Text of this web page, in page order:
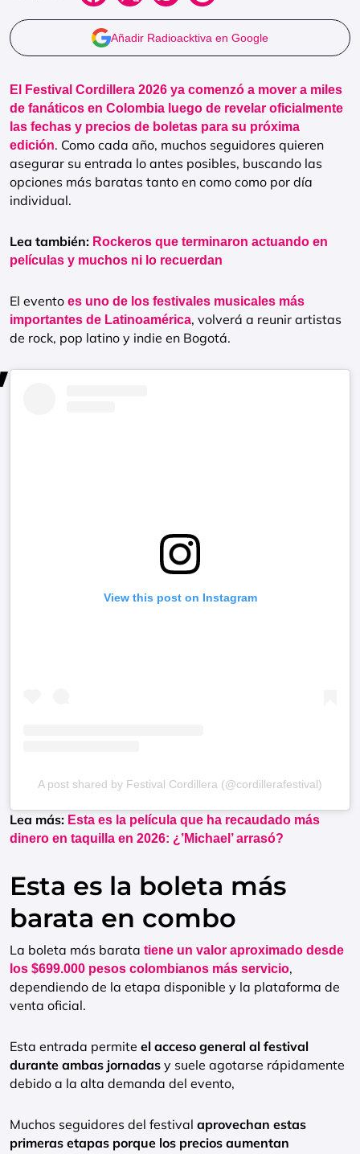
Añadir Radioacktiva en Google
El Festival Cordillera 2026 ya comenzó a mover a miles
de fanáticos en Colombia luego de revelar oficialmente
las fechas y precios de boletas para su próxima
edición. Como cada año, muchos seguidores quieren
asegurar su entrada lo antes posibles, buscando las
opciones más baratas tanto en como como por día
individual.
Lea también: Rockeros que terminaron actuando en
películas y muchos ni lo recuerdan
El evento es uno de los festivales musicales más
importantes de Latinoamérica, volverá a reunir artistas
de rock, pop latino y indie en Bogotá.
View this post on Instagram
A post shared by Festival Cordillera (@cordillerafestival)
Lea más: Esta es la película que ha recaudado más
dinero en taquilla en 2026: ¿’Michael’ arrasó?
Esta es la boleta más
barata en combo
La boleta más barata tiene un valor aproximado desde
los $699.000 pesos colombianos más servicio,
dependiendo de la etapa disponible y la plataforma de
venta oficial.
Esta entrada permite el acceso general al festival
durante ambas jornadas y suele agotarse rápidamente
debido a la alta demanda del evento,
Muchos seguidores del festival aprovechan estas
primeras etapas porque los precios aumentan